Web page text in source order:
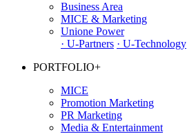
Business Area
MICE & Marketing
Unione Power
· U-Partners · U-Technology
PORTFOLIO+
MICE
Promotion Marketing
PR Marketing
Media & Entertainment